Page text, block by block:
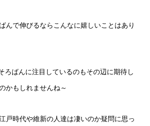
んで伸びるならこんなに嬉しいことはあり
ろばんに注目しているのもその辺に期待し
かもしれませんね～
戸時代や維新の人達は凄いのか疑問に思っ